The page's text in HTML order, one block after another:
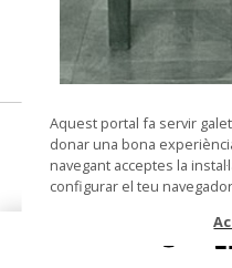
© Arxiu Fotogràfic del
Sitges
Datació
Aquest portal fa servir
donar una bona
navegant acceptes la
configurar el teu